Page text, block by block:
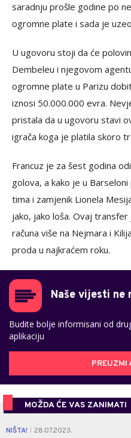
saradnju prošle godine po
ogromne plate i sada je
U ugovoru stoji da će
Dembeleu i njegovom
ogromne plate u Parizu
iznosi 50.000.000 evra.
pristala da u ugovoru stavi
igrača koga je platila skoro
Francuz je za šest godina
golova, a kako je u
tima i zamjenik Lionela
jako, jako loša. Ovaj
računa više na Nejmara i
proda u najkraćem roku.
Naše vijesti ne
Budite bolje informisani od
aplikaciju
PREUZMI
MOŽDA ĆE VAS ZANIMATI
NIŠTA! 28.07.2023.